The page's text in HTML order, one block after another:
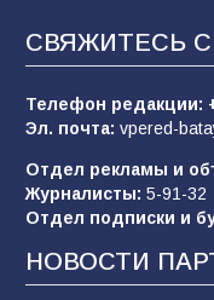
Евгений
Батайчане
конкурса
СВЯЖИТЕСЬ
Телефон редакции:
Эл. почта: vpered-
Отдел рекламы и
Журналисты: 5-91-32
Отдел подписки и
НОВОСТИ